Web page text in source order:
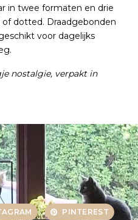
in twee formaten en drie
dotted. Draadgebonden
voor dagelijks
nostalgie, verpakt in
PINTEREST